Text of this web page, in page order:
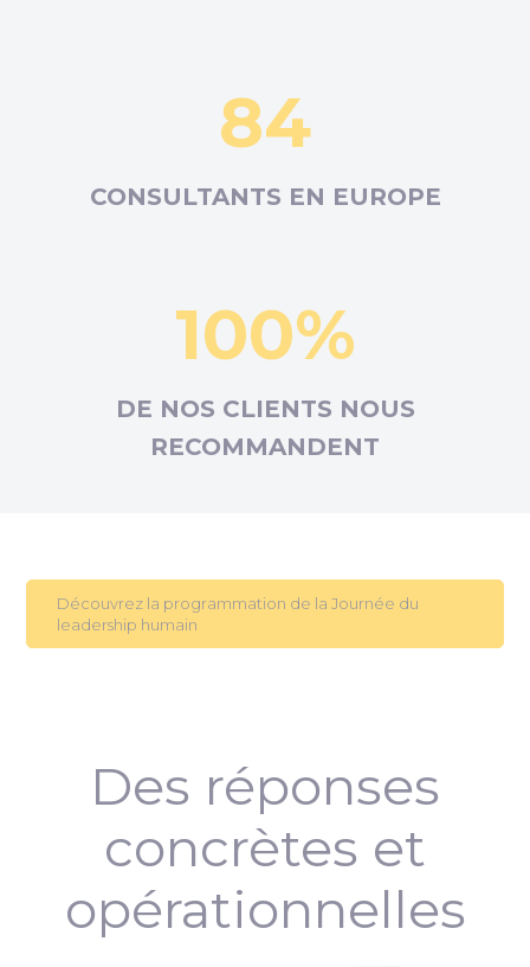
84
CONSULTANTS EN EUROPE
100%
DE NOS CLIENTS NOUS
RECOMMANDENT
Découvrez la programmation de la Journée du
leadership humain
Des réponses
concrètes et
opérationnelles